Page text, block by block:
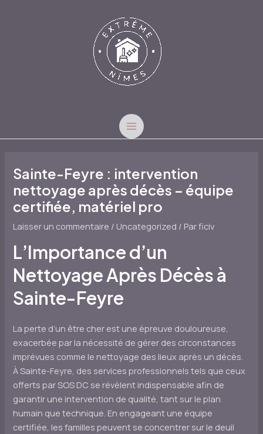
MAIN
Sainte-Feyre : intervention
nettoyage après décès – équipe
certifiée, matériel pro
Laisser un commentaire / Uncategorized / Parficiv
L’Importance d’un
Nettoyage Après Décès à
Sainte-Feyre
La perte d’un être cher est une épreuve douloureuse,
exacerbée par la nécessité de gérer des circonstances
imprévues comme le nettoyage des lieux après un décès.
À Sainte-Feyre, des services professionnels tels que ceux
offerts par SOS DC se révèlent indispensable afin de
garantir une intervention de qualité, tant sur le plan
humain que technique. En engageant une équipe
certifiée, les familles peuvent se concentrer sur le deuil